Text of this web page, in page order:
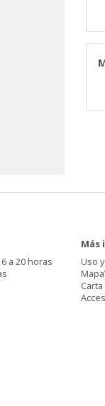
a 20 horas
Más
Uso